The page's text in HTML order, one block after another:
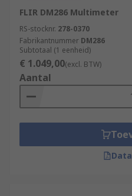
FLIR DM286 Multimeter
RS-stocknr. 278-0370
Fabrikantnummer DM286
Subtotaal (1 eenheid)
€ 1.049,00(excl. BTW)
Aantal